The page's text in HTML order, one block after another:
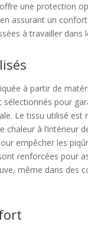
une protection
assurant un
à travailler dans
à partir de
pour
Le tissu utilisé est
chaleur à l’intérieur
empêcher les
renforcées pour
même dans des